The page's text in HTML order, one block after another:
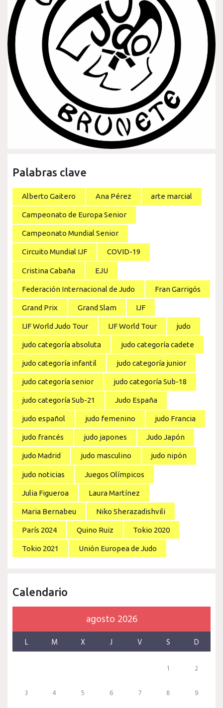
Palabras clave
Alberto Gaitero Ana Pérez arte marcial
Campeonato de Europa Senior
Campeonato Mundial Senior
Circuito Mundial IJF COVID-19
Cristina Cabaña EJU
Federación Internacional de Judo Fran Garrigós
Grand Prix Grand Slam IJF
IJF World Judo Tour IJF World Tour judo
judo categoría absoluta judo categoría cadete
judo categoría infantil judo categoría junior
judo categoría senior judo categoría Sub-18
judo categoría Sub-21 Judo España
judo español judo femenino judo Francia
judo francés judo japones Judo Japón
judo Madrid judo masculino judo nipón
judo noticias Juegos Olímpicos
Julia Figueroa Laura Martínez
Maria Bernabeu Niko Sherazadishvili
París 2024 Quino Ruiz Tokio 2020
Tokio 2021 Unión Europea de Judo
Calendario
agosto 2026
L M X J V S D
1 2
3 4 5 6 7 8 9